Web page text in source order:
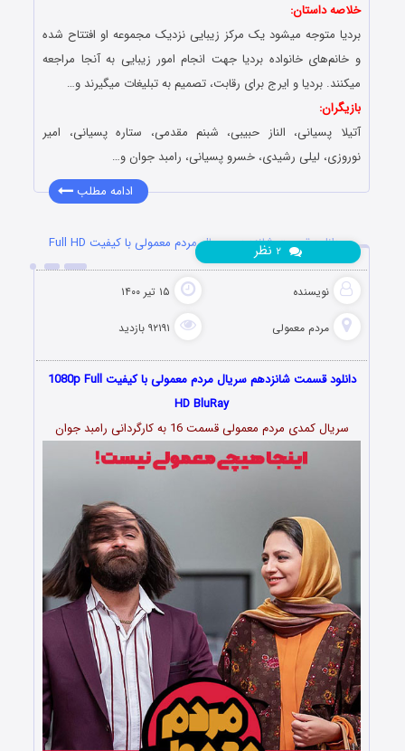
خلاصه داستان:
بردیا متوجه میشود یک مرکز زیبایی نزدیک مجموعه او افتتاح شده
و خانم‌های خانواده بردیا جهت انجام امور زیبایی به آنجا مراجعه
میکنند. بردیا و ایرج برای رقابت، تصمیم به تبلیغات میگیرند و…
بازیگران:
آتیلا پسیانی، الناز حبیبی، شبنم مقدمی، ستاره پسیانی، امیر
نوروزی، لیلی رشیدی، خسرو پسیانی، رامبد جوان و…
ادامه مطلب
دانلود قسمت شانزدهم سریال مردم معمولی با کیفیت Full HD
نویسنده ۱۵ تیر ۱۴۰۰
مردم معمولی ۹۲۱۹۱ بازدید
۲ نظر
دانلود قسمت شانزدهم سریال مردم معمولی با کیفیت 1080p Full
HD BluRay
سریال کمدی مردم معمولی قسمت 16 به کارگردانی رامبد جوان